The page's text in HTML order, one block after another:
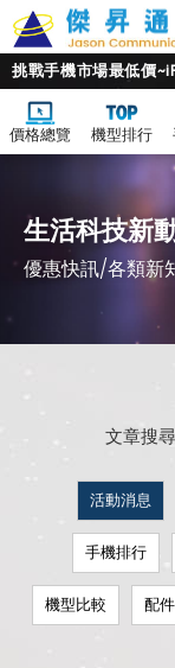
挑戰手機市場最低價
價格總覽 機型排行
生活科技新
優惠快訊/各類新
文章搜尋
活動消息
手機排行
機型比較 配